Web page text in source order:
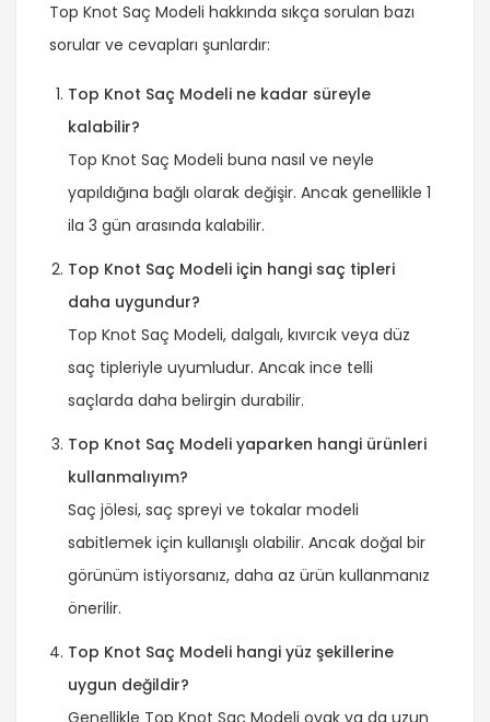
Top Knot Saç Modeli hakkında sıkça sorulan bazı
sorular ve cevapları şunlardır:
Top Knot Saç Modeli ne kadar süreyle
kalabilir?
Top Knot Saç Modeli buna nasıl ve neyle
yapıldığına bağlı olarak değişir. Ancak genellikle 1
ila 3 gün arasında kalabilir.
Top Knot Saç Modeli için hangi saç tipleri
daha uygundur?
Top Knot Saç Modeli, dalgalı, kıvırcık veya düz
saç tipleriyle uyumludur. Ancak ince telli
saçlarda daha belirgin durabilir.
Top Knot Saç Modeli yaparken hangi ürünleri
kullanmalıyım?
Saç jölesi, saç spreyi ve tokalar modeli
sabitlemek için kullanışlı olabilir. Ancak doğal bir
görünüm istiyorsanız, daha az ürün kullanmanız
önerilir.
Top Knot Saç Modeli hangi yüz şekillerine
uygun değildir?